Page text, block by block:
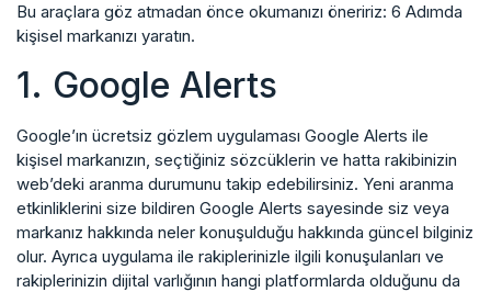
Bu araçlara göz atmadan önce okumanızı öneririz: 6 Adımda
kişisel markanızı yaratın.
1. Google Alerts
Google’ın ücretsiz gözlem uygulaması Google Alerts ile
kişisel markanızın, seçtiğiniz sözcüklerin ve hatta rakibinizin
web’deki aranma durumunu takip edebilirsiniz. Yeni aranma
etkinliklerini size bildiren Google Alerts sayesinde siz veya
markanız hakkında neler konuşulduğu hakkında güncel bilginiz
olur. Ayrıca uygulama ile rakiplerinizle ilgili konuşulanları ve
rakiplerinizin dijital varlığının hangi platformlarda olduğunu da